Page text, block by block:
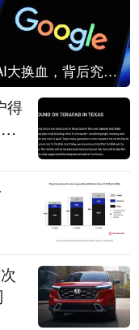
谷歌AI大换血，背后究竟发生了什么？
得